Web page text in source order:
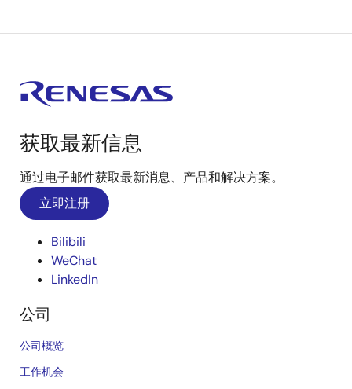
获取最新信息
通过电子邮件获取最新消息、产品和解决方案。
立即注册
Bilibili
WeChat
LinkedIn
公司
公司概览
工作机会